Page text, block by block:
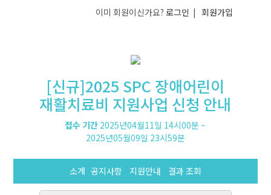
이미 회원이신가요?로그인 |회원가입
[신규]2025 SPC 장애어린이
재활치료비 지원사업 신청 안내
접수 기간 2025년04월11일 14시00분~
2025년05월09일 23시59분
소개 공지사항 지원안내 결과 조회